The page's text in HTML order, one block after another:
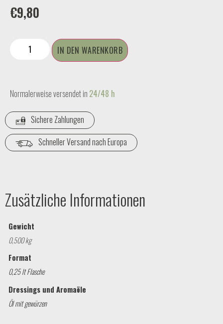
€9,80
IN DEN WARENKORB
Normalerweise versendet in 24/48 h
Sichere Zahlungen
Schneller Versand nach Europa
Zusätzliche Informationen
Gewicht
0,500 kg
Format
0,25 lt Flasche
Dressings und Aromaöle
Öl mit gewürzen